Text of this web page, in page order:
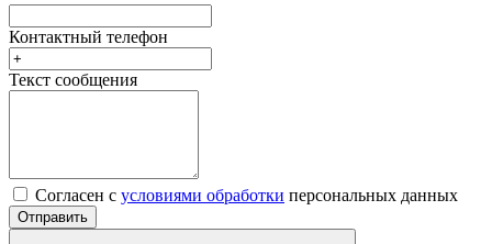
Контактный телефон
Текст сообщения
Согласен с условиями обработки персональных данных
Отправить